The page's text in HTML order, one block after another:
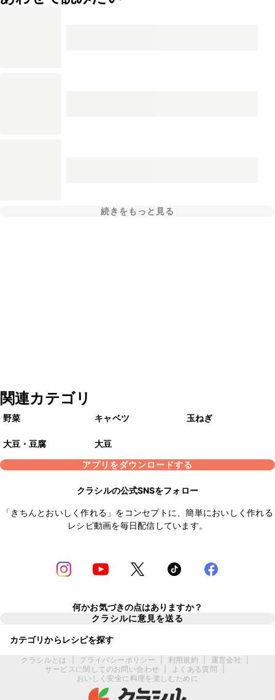
続きをもっと見る
関連カテゴリ
野菜 キャベツ 玉ねぎ
大豆・豆腐
大豆
アプリをダウンロードする
クラシルの公式SNSをフォロー
「きちんとおいしく作れる」をコンセプトに、簡単においしく作れる
レシピ動画を毎日配信しています。
何かお気づきの点はありますか？
クラシルに意見を送る
カテゴリからレシピを探す
クラシルとは プライバシーポリシー 利用規約 運営会社
サービスに関してのお問い合わせ
よくある質問
おいしく安全に料理を楽しむために